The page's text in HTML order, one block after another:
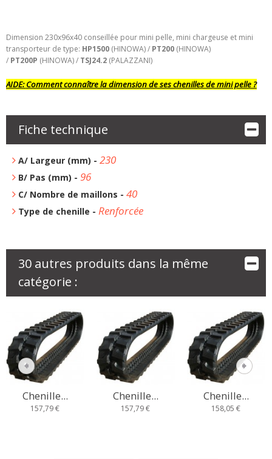
Dimension 230x96x40 conseillée pour mini pelle, mini chargeuse et mini
transporteur de type: HP1500(HINOWA) / PT200(HINOWA)
/ PT200P (HINOWA) / TSJ24.2(PALAZZANI)
AIDE:Comment connaître la dimension de ses chenilles de mini pelle ?
Fiche technique
A/ Largeur (mm) - 230
B/ Pas (mm) - 96
C/ Nombre de maillons - 40
Type de chenille - Renforcée
30 autres produits dans la même
catégorie :
Chenille...
157,79 €
Chenille...
157,79 €
Chenille...
158,05 €